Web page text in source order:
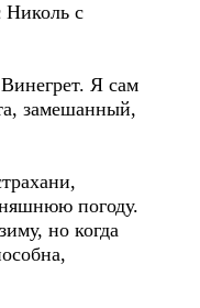
Николь с
Я сам
замешанный,
погоду.
но когда